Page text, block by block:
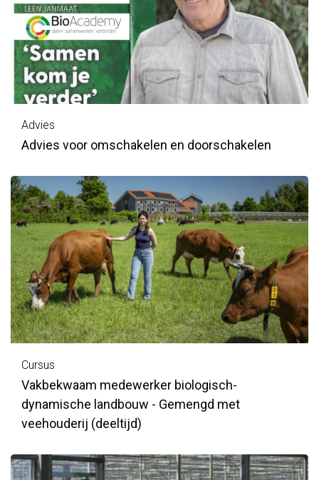
Advies
Advies voor omschakelen en doorschakelen
Cursus
Vakbekwaam medewerker biologisch-
dynamische landbouw - Gemengd met
veehouderij (deeltijd)